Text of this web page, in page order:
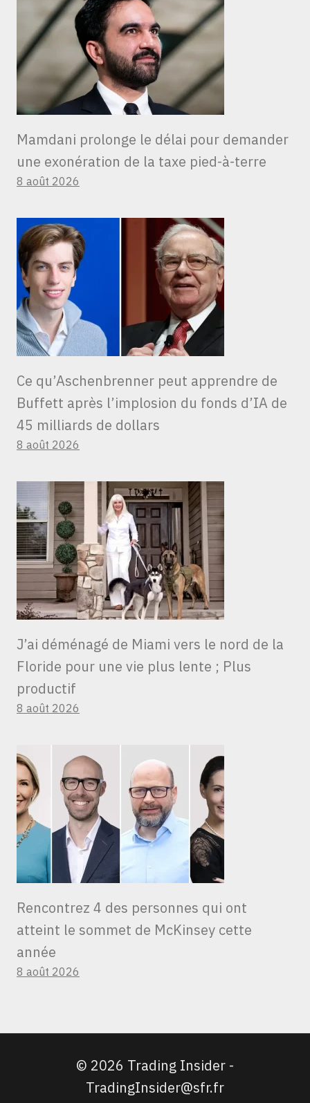
Mamdani prolonge le délai pour demander
une exonération de la taxe pied-à-terre
8 août 2026
Ce qu’Aschenbrenner peut apprendre de
Buffett après l’implosion du fonds d’IA de
45 milliards de dollars
8 août 2026
J’ai déménagé de Miami vers le nord de la
Floride pour une vie plus lente ; Plus
productif
8 août 2026
Rencontrez 4 des personnes qui ont
atteint le sommet de McKinsey cette
année
8 août 2026
© 2026 Trading Insider -
TradingInsider@sfr.fr